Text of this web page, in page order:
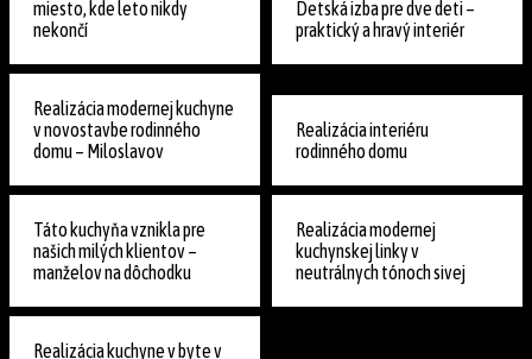
miesto, kde leto nikdy
nekončí
Detská izba pre dve deti –
praktický a hravý interiér
Realizácia modernej kuchyne
v novostavbe rodinného
domu – Miloslavov
Realizácia interiéru
rodinného domu
Táto kuchyňa vznikla pre
našich milých klientov –
manželov na dôchodku
Realizácia modernej
kuchynskej linky v
neutrálnych tónoch sivej
Realizácia kuchyne v byte v